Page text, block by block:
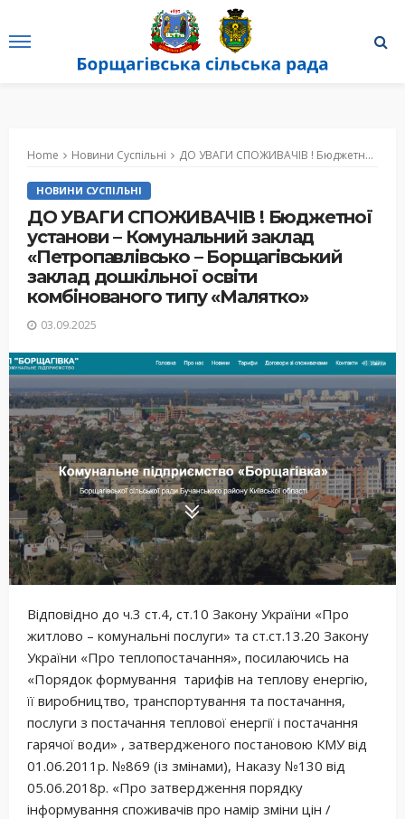
Home Новини Суспільні ДО УВАГИ СПОЖИВАЧІВ ! Бюджетної установи – Комунальний заклад «Петропавлівсько – Борщагівський заклад дошкільної освіти комбінованого типу «Малятко»
НОВИНИ СУСПІЛЬНІ
ДО УВАГИ СПОЖИВАЧІВ ! Бюджетної
установи – Комунальний заклад
«Петропавлівсько – Борщагівський
заклад дошкільної освіти
комбінованого типу «Малятко»
03.09.2025
Відповідно до ч.3 ст.4, ст.10 Закону України «Про
житлово – комунальні послуги» та ст.ст.13.20 Закону
України «Про теплопостачання», посилаючись на
«Порядок формування тарифів на теплову енергію,
її виробництво, транспортування та постачання,
послуги з постачання теплової енергії і постачання
гарячої води» , затвердженого постановою КМУ від
01.06.2011р. №869 (із змінами), Наказу №130 від
05.06.2018р. «Про затвердження порядку
інформування споживачів про намір зміни цін /